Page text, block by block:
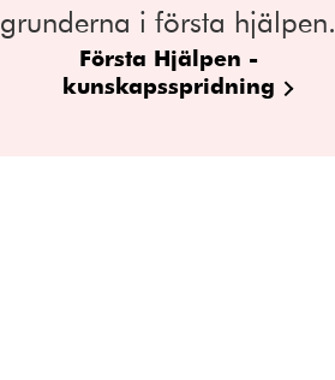
grunderna i första hjälpen.
Första Hjälpen -
kunskapsspridning